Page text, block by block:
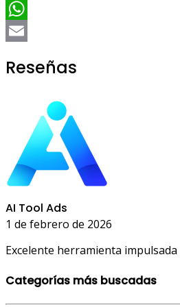
Telegram
WhatsApp
Reseñas
AI Tool Ads
1 de febrero de 2026
Excelente herramienta
Categorías más buscadas